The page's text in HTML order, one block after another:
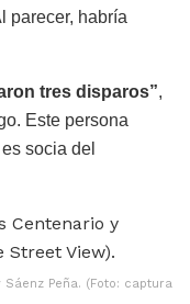
parecer, habría
tres disparos”,
Este persona
socia del
Peña. (Foto: captura